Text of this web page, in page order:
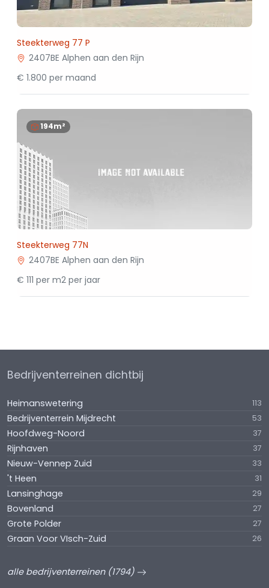
Steekterweg 77 P
2407BE Alphen aan den Rijn
€ 1.800 per maand
194m²
Steekterweg 77N
2407BE Alphen aan den Rijn
€ 111 per m2 per jaar
Bedrijventerreinen dichtbij
Heimanswetering 113
Bedrijventerrein Mijdrecht 53
Hoofdweg-Noord 37
Rijnhaven 37
Nieuw-Vennep Zuid 33
't Heen 31
Lansinghage 29
Bovenland 27
Grote Polder 27
Graan Voor VIsch-Zuid 26
alle bedrijventerreinen (1794)